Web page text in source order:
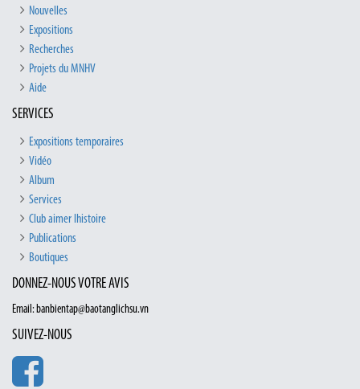
Nouvelles
Expositions
Recherches
Projets du MNHV
Aide
SERVICES
Expositions temporaires
Vidéo
Album
Services
Club aimer lhistoire
Publications
Boutiques
DONNEZ-NOUS VOTRE AVIS
Email: banbientap@baotanglichsu.vn
SUIVEZ-NOUS